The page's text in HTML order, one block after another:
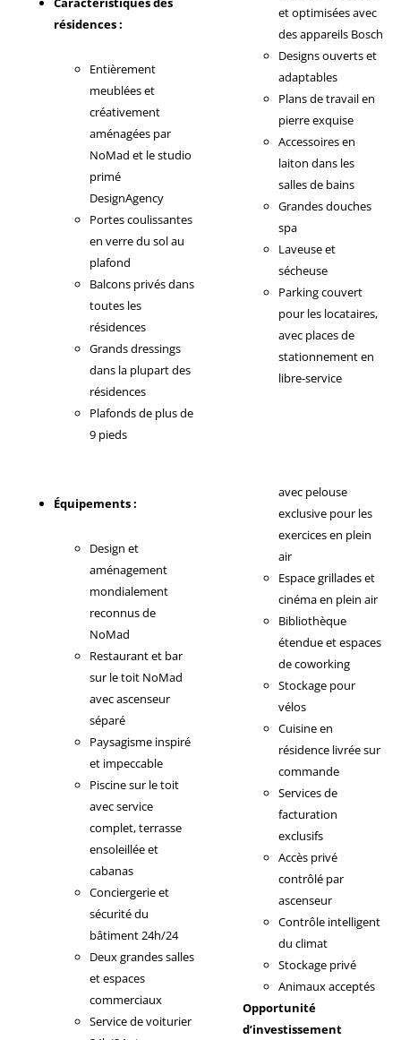
résidences :
Entièrement
meublées et
créativement
aménagées par
NoMad et le studio
primé
DesignAgency
Portes coulissantes
en verre du sol au
plafond
Balcons privés dans
toutes les
résidences
Grands dressings
dans la plupart des
résidences
Plafonds de plus de
9 pieds
et optimisées avec
des appareils Bosch
Designs ouverts et
adaptables
Plans de travail en
pierre exquise
Accessoires en
laiton dans les
salles de bains
Grandes douches
spa
Laveuse et
sécheuse
Parking couvert
pour les locataires,
avec places de
stationnement en
libre-service
Équipements :
Design et
aménagement
mondialement
reconnus de
NoMad
Restaurant et bar
sur le toit NoMad
avec ascenseur
séparé
Paysagisme inspiré
et impeccable
Piscine sur le toit
avec service
complet, terrasse
ensoleillée et
cabanas
Conciergerie et
sécurité du
bâtiment 24h/24
Deux grandes salles
et espaces
commerciaux
Service de voiturier
avec pelouse
exclusive pour les
exercices en plein
air
Espace grillades et
cinéma en plein air
Bibliothèque
étendue et espaces
de coworking
Stockage pour
vélos
Cuisine en
résidence livrée sur
commande
Services de
facturation
exclusifs
Accès privé
contrôlé par
ascenseur
Contrôle intelligent
du climat
Stockage privé
Animaux acceptés
Opportunité
d’investissement